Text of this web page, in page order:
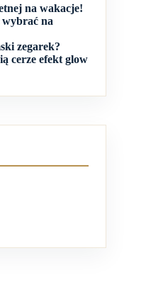
na wakacje!
wybrać na
zegarek?
cerze efekt glow